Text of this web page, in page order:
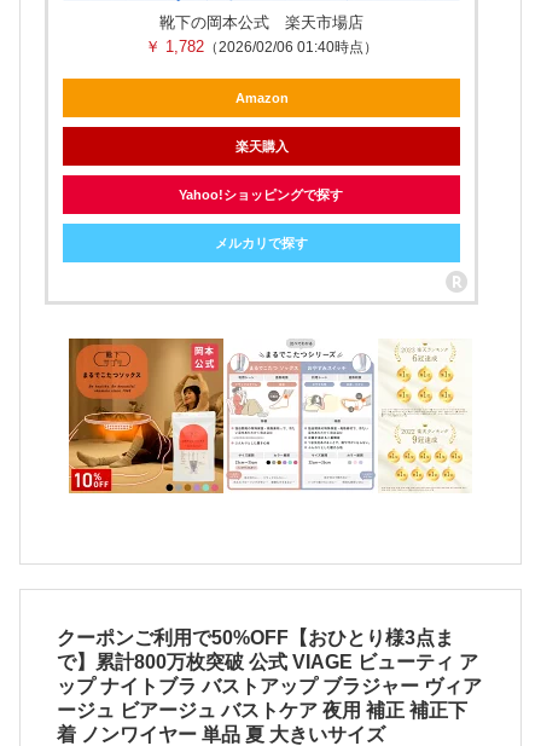
靴下の岡本公式 楽天市場店
￥ 1,782 （2026/02/06 01:40時点）
Amazon
楽天購入
Yahoo!ショッピングで探す
メルカリで探す
クーポンご利用で50%OFF【おひとり様3点ま
で】累計800万枚突破 公式 VIAGE ビューティ ア
ップ ナイトブラ バストアップ ブラジャー ヴィア
ージュ ビアージュ バストケア 夜用 補正 補正下
着 ノンワイヤー 単品 夏 大きいサイズ